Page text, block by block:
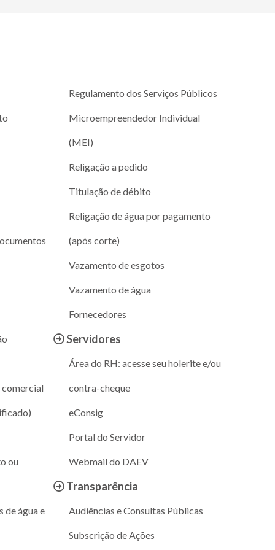
comercial
ou
de água e
Regulamento dos Serviços Públicos
Microempreendedor Individual
(MEI)
Religação a pedido
Titulação de débito
Religação de água por pagamento
(após corte)
Vazamento de esgotos
Vazamento de água
Fornecedores
Servidores
Área do RH: acesse seu holerite e/ou
contra-cheque
eConsig
Portal do Servidor
Webmail do DAEV
Transparência
Audiências e Consultas Públicas
Subscrição de Ações